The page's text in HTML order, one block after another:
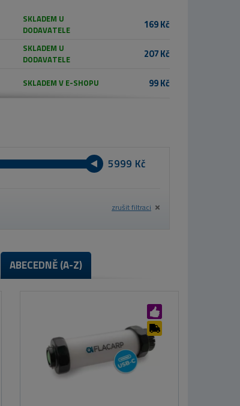
SKLADEM U
DODAVATELE
169 Kč
SKLADEM U
DODAVATELE
207 Kč
SKLADEM V E-SHOPU
99 Kč
Kč
zrušit filtraci
ABECEDNĚ (A-Z)